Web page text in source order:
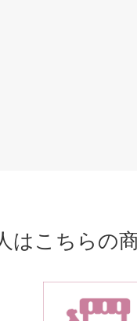
はこちらの